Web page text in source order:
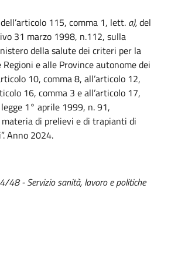
115, comma 1, lett. a),del
31 marzo 1998, n.112, sulla
della salute dei criteri per la
e alle Province autonome dei
10, comma 8, all’articolo 12,
16, comma 3 e all’articolo 17,
1° aprile 1999, n. 91,
materia di prelievi e di trapianti di
Anno 2024.
48 - Servizio sanità, lavoro e politiche